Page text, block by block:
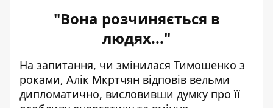
"Вона розчиняється в
людях..."
На запитання, чи змінилася Тимошенко з
роками, Алік Мкртчян відповів вельми
дипломатично, висловивши думку про її